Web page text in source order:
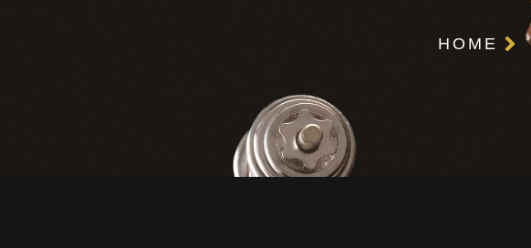
HOME